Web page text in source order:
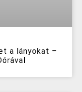
a lányokat –